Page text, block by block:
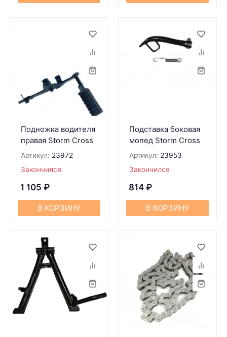
Подножка водителя
правая Storm Cross
Артикул: 23972
Закончился
1 105 ₽
В КОРЗИНУ
Подставка боковая
мопед Storm Cross
Артикул: 23953
Закончился
814 ₽
В КОРЗИНУ